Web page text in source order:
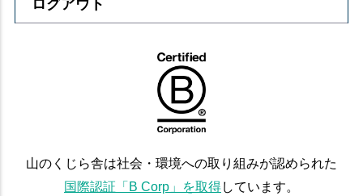
ログアウト
山のくじら舎は社会・環境への取り組みが認められた
国際認証「B Corp」を取得しています。